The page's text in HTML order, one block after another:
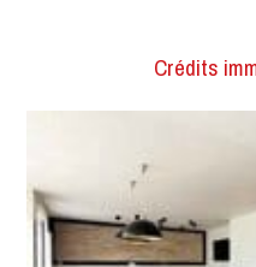
Crédits